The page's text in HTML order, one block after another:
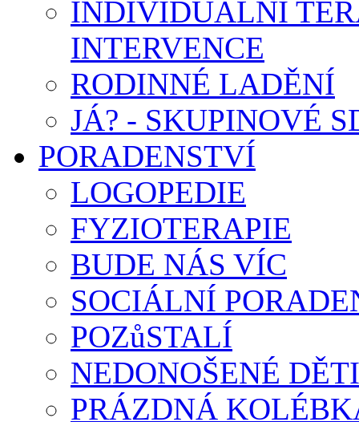
INDIVIDUÁLNÍ
INTERVENCE
RODINNÉ LADĚNÍ
JÁ? - SKUPINOVÉ
PORADENSTVÍ
LOGOPEDIE
FYZIOTERAPIE
BUDE NÁS VÍC
SOCIÁLNÍ
POZůSTALÍ
NEDONOŠENÉ DĚTI
PRÁZDNÁ